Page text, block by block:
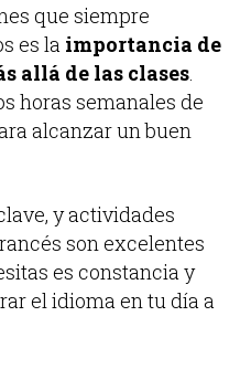
que siempre
es la importancia de
allá de las clases
horas semanales de
alcanzar un buen
y actividades
son excelentes
es constancia y
el idioma en tu día a